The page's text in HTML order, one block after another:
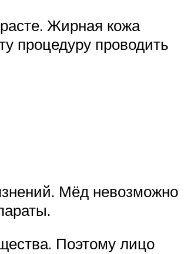
Жирная кожа
процедуру проводить
Мёд невозможно
Поэтому лицо